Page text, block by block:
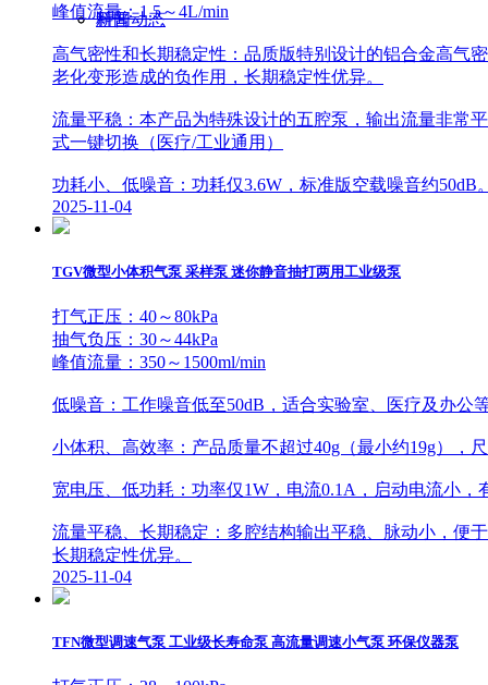
科普
新闻动态
峰值流量：1.5～4L/min
高气密性和长期稳定性：品质版特别设计的铝合金高气
老化变形造成的负作用，长期稳定性优异。
流量平稳：本产品为特殊设计的五腔泵，输出流量非常
式一键切换（医疗/工业通用）
功耗小、低噪音：功耗仅3.6W，标准版空载噪音约50dB
2025-11-04
TGV微型小体积气泵 采样泵 迷你静音抽打两用工业级泵
打气正压：40～80kPa
抽气负压：30～44kPa
峰值流量：350～1500ml/min
低噪音：工作噪音低至50dB，适合实验室、医疗及办公
小体积、高效率：产品质量不超过40g（最小约19g），
宽电压、低功耗：功率仅1W，电流0.1A，启动电流小
流量平稳、长期稳定：多腔结构输出平稳、脉动小，便
长期稳定性优异。
2025-11-04
TFN微型调速气泵 工业级长寿命泵 高流量调速小气泵 环保仪器泵